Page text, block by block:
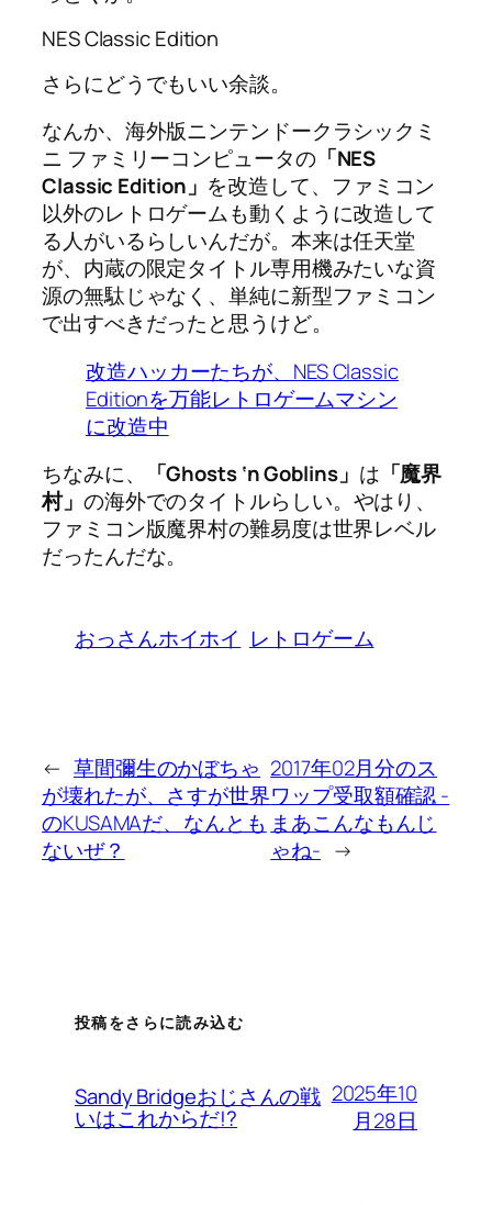
NES Classic Edition
さらにどうでもいい余談。
なんか、海外版ニンテンドークラシックミ
ニ ファミリーコンピュータの「NES
Classic Edition」 を改造して、ファミコン
以外のレトロゲームも動くように改造して
る人がいるらしいんだが。本来は任天堂
が、内蔵の限定タイトル専用機みたいな資
源の無駄じゃなく、単純に新型ファミコン
で出すべきだったと思うけど。
改造ハッカーたちが、NES Classic
Editionを万能レトロゲームマシン
に改造中
ちなみに、
「Ghosts ‘n Goblins」 は 「魔界
村」 の海外でのタイトルらしい。やはり、
ファミコン版魔界村の難易度は世界レベル
だったんだな。
おっさんホイホイ レトロゲーム
← 草間彌生のかぼちゃ
が壊れたが、さすが世界
のKUSAMAだ、なんとも
ないぜ？
2017年02月分のス
ワップ受取額確認 -
まあこんなもんじ
ゃね- →
投稿をさらに読み込む
Sandy Bridgeおじさんの戦
いはこれからだ!?
2025年10
月28日